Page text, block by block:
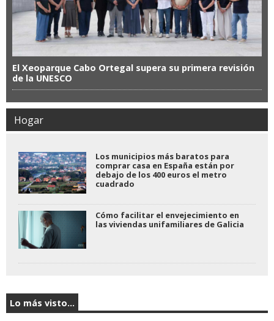
El Xeoparque Cabo Ortegal supera su primera revisión
de la UNESCO
Hogar
Los municipios más baratos para
comprar casa en España están por
debajo de los 400 euros el metro
cuadrado
Cómo facilitar el envejecimiento en
las viviendas unifamiliares de Galicia
Lo más visto...